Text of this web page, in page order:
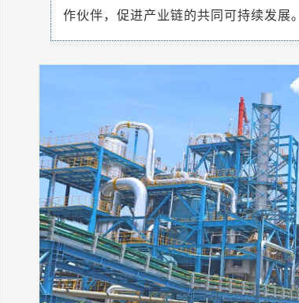
作伙伴，促进产业链的共同可持续发展。